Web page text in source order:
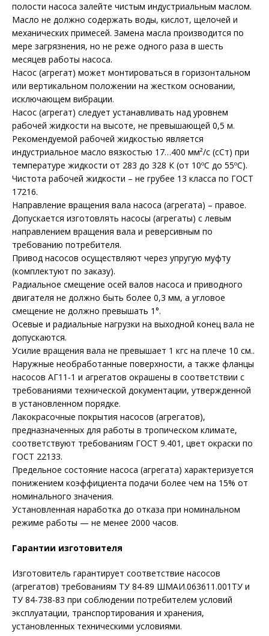
полости насоса залейте чистым индустриальным маслом.
Масло не должно содержать воды, кислот, щелочей и
механических примесей. Замена масла производится по
мере загрязнения, но не реже одного раза в шесть
месяцев работы насоса.
Насос (агрегат) может монтироваться в горизонтальном
или вертикальном положении на жестком основании,
исключающем вибрации.
Насос (агрегат) следует устанавливать над уровнем
рабочей жидкости на высоте, не превышающей 0,5 м.
Рекомендуемой рабочей жидкостью является
индустриальное масло вязкостью 17…400 мм²/с (сСт) при
температуре жидкости от 283 до 328 К (от 10ºС до 55ºС).
Чистота рабочей жидкости – не грубее 13 класса по ГОСТ
17216.
Направление вращения вала насоса (агрегата) – правое.
Допускается изготовлять насосы (агрегаты) с левым
направлением вращения вала и реверсивным по
требованию потребителя.
Привод насосов осуществляют через упругую муфту
(комплектуют по заказу).
Радиальное смещение осей валов насоса и приводного
двигателя не должно быть более 0,3 мм, а угловое
смещение не должно превышать 1°.
Осевые и радиальные нагрузки на выходной конец вала не
допускаются.
Усилие вращения вала не превышает 1 кгс на плече 10 см..
Наружные необработанные поверхности, а также фланцы
насосов АГ11-1 и агрегатов окрашены в соответствии с
требованиями технической документации, утвержденной
в установленном порядке.
Лакокрасочные покрытия насосов (агрегатов),
предназначенных для работы в тропическом климате,
соответствуют требованиям ГОСТ 9.401, цвет окраски по
ГОСТ 22133.
Предельное состояние насоса (агрегата) характеризуется
понижением коэффициента подачи более чем на 15% от
номинального значения.
Установленная наработка до отказа при номинальном
режиме работы — не менее 2000 часов.
Гарантии изготовителя
Изготовитель гарантирует соответствие насосов
(агрегатов) требованиям ТУ 84-89 ШМАИ.063611.001ТУ и
ТУ 84-738-83 при соблюдении потребителем условий
эксплуатации, транспортирования и хранения,
установленных техническими условиями.